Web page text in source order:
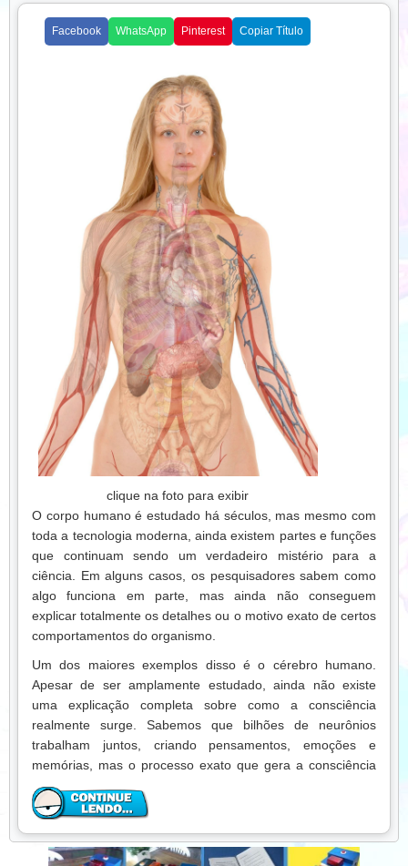
substituídas por novas células ao longo do tempo. Em
em outros, pode levar anos. Ainda assim, o corpo nunca
permanece exatamente o mesmo.
O coração também merece destaque. Ele trabalha sem
parar desde o momento do nascimento até o fim da vida,
bombeando sangue para todo o organismo. Em média, ele
bate cerca de cem mil vezes por dia, o que representa
milhões de batimentos ao longo de uma única vida
humana. Mesmo assim, ele consegue manter um ritmo
preciso na maioria das pessoas saudáveis.
Além disso, o corpo humano possui um sistema elétrico
natural. Os neurônios se comunicam por meio de impulsos
elétricos extremamente rápidos, permitindo que o cérebro
envie comandos para todo o organismo em frações de
segundo. Sem esse sistema, não seria possível mover
músculos, sentir dor, frio ou qualquer outra sensação.
Outro ponto curioso é a força de adaptação do corpo
humano. Ele consegue se ajustar a mudanças extremas de
ambiente, como calor intenso, frio extremo, falta de
alimento ou até longos períodos de esforço físico. Essa
capacidade de adaptação foi essencial para a
sobrevivência da espécie ao longo da história.
Também é interessante observar que o corpo humano
possui mecanismos automáticos de defesa. Quando
estamos doentes, por exemplo, o sistema imunológico
entra em ação para combater vírus e bactérias sem que
precisemos pensar nisso. É um sistema complexo que
trabalha 24 horas por dia sem descanso.
Outro detalhe pouco conhecido é que muitas das
sensações que temos não são exatamente “reais” como
parecem. O cérebro interpreta sinais do corpo e do
ambiente e cria a nossa percepção da realidade. Isso
significa que o que vemos, ouvimos e sentimos é uma
construção extremamente sofisticada do sistema nervoso.
Com tantas funções acontecendo ao mesmo tempo, fica
claro que o corpo humano é muito mais do que apenas um
trabalha de forma contínua, coordenada e extremamente
Facebook WhatsApp Pinterest Copiar Título
clique na foto para exibir
O corpo humano é estudado há séculos, mas mesmo com
toda a tecnologia moderna, ainda existem partes e funções
que continuam sendo um verdadeiro mistério para a
ciência. Em alguns casos, os pesquisadores sabem como
algo funciona em parte, mas ainda não conseguem
explicar totalmente os detalhes ou o motivo exato de certos
comportamentos do organismo.
Um dos maiores exemplos disso é o cérebro humano.
Apesar de ser amplamente estudado, ainda não existe
uma explicação completa sobre como a consciência
realmente surge. Sabemos que bilhões de neurônios
trabalham juntos, criando pensamentos, emoções e
memórias, mas o processo exato que gera a consciência
continua sendo um dos maiores enigmas da ciência
moderna.
Outro ponto curioso está ligado ao sistema nervoso e à
forma como sentimos dor. O corpo envia sinais elétricos ao